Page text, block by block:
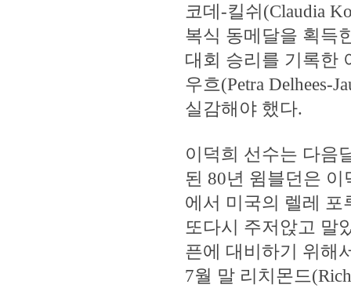
코데-킬쉬(Claudia
복식 동메달을 획득
대회 승리를 기록한
우흐(Petra Delhees-
실감해야 했다.
이덕희 선수는 다음
된 80년 윔블던은
에서 미국의 렐레 포
또다시 주저앉고 말
픈에 대비하기 위해
7월 말 리치몬드